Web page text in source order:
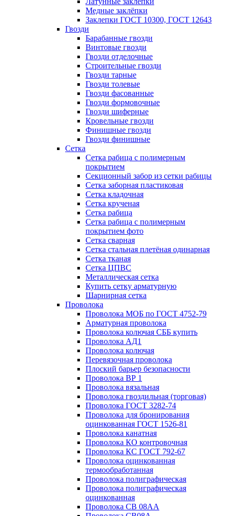
Медные заклёпки
Заклепки ГОСТ 10300, ГОСТ 12643
Гвозди
Барабанные гвозди
Винтовые гвозди
Гвозди отделочные
Строительные гвозди
Гвозди тарные
Гвозди толевые
Гвозди фасованные
Гвозди формовочные
Гвозди шиферные
Кровельные гвозди
Финишные гвозди
Гвозди финишные
Сетка
Сетка рабица с полимерным
покрытием
Секционный забор из сетки рабицы
Сетка заборная пластиковая
Сетка кладочная
Сетка крученая
Сетка рабица
Сетка рабица с полимерным
покрытием фото
Сетка сварная
Сетка стальная плетёная одинарная
Сетка тканая
Сетка ЦПВС
Металлическая сетка
Купить сетку арматурную
Шарнирная сетка
Проволока
Проволока МОБ по ГОСТ 4752-79
Арматурная проволока
Проволока колючая СББ купить
Проволока АД1
Проволока колючая
Перевязочная проволока
Плоский барьер безопасности
Проволока ВР 1
Проволока вязальная
Проволока гвоздильная (торговая)
Проволока ГОСТ 3282-74
Проволока для бронирования
оцинкованная ГОСТ 1526-81
Проволока канатная
Проволока КО контровочная
Проволока КС ГОСТ 792-67
Проволока оцинкованная
термообработанная
Проволока полиграфическая
Проволока полиграфическая
оцинкованная
Проволока СВ 08АА